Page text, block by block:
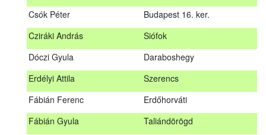
Csók Péter
Budapest 16. ker.
Cziráki András
Siófok
Dóczi Gyula
Daraboshegy
Erdélyi Attila
Szerencs
Fábián Ferenc
Erdőhorváti
Fábián Gyula
Taliándörögd
Barcs
Cseri Árpád
Cserményiné Váradi Melinda
Csók Péter
Budapest 16. ker.